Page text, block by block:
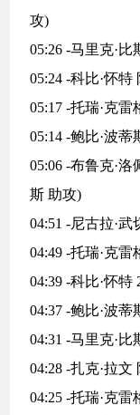
攻)
05:26 -马里克·
05:24 -科比·怀特
05:17 -托瑞·克
05:14 -鲍比·波蒂
05:06 -布鲁克·
斯 助攻)
04:51 -尼古拉·
04:49 -托瑞·克雷
04:39 -科比·怀特
04:37 -鲍比·波蒂
04:31 -马里克·
04:28 -扎克·拉文
04:25 -托瑞·克